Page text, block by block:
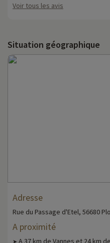
Voir tous les avis
Situation géographique
Adresse
Rue du Passage d'Etel, 56680
A proximité
➤ A 37 km de Vannes et 24 km